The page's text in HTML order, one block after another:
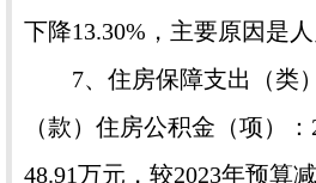
下降13.30%，主要原因是
7、住房保障支出（类
（款）住房公积金（项）
48.91万元，较2023年预算